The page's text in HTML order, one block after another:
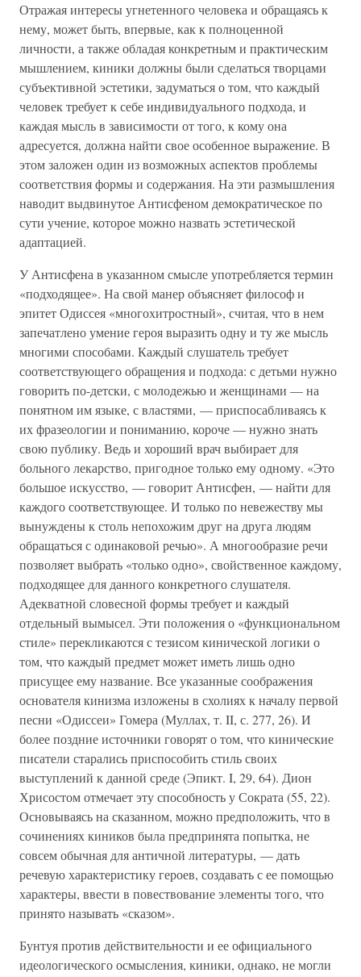
Отражая интересы угнетенного человека и обращаясь к
нему, может быть, впервые, как к полноценной
личности, а также обладая конкретным и практическим
мышлением, киники должны были сделаться творцами
субъективной эстетики, задуматься о том, что каждый
человек требует к себе индивидуального подхода, и
каждая мысль в зависимости от того, к кому она
адресуется, должна найти свое особенное выражение. В
этом заложен один из возможных аспектов проблемы
соответствия формы и содержания. На эти размышления
наводит выдвинутое Антисфеном демократическое по
сути учение, которое можно назвать эстетической
адаптацией.
У Антисфена в указанном смысле употребляется термин
«подходящее». На свой манер объясняет философ и
эпитет Одиссея «многохитростный», считая, что в нем
запечатлено умение героя выразить одну и ту же мысль
многими способами. Каждый слушатель требует
соответствующего обращения и подхода: с детьми нужно
говорить по-детски, с молодежью и женщинами — на
понятном им языке, с властями, — приспосабливаясь к
их фразеологии и пониманию, короче — нужно знать
свою публику. Ведь и хороший врач выбирает для
больного лекарство, пригодное только ему одному. «Это
большое искусство, — говорит Антисфен, — найти для
каждого соответствующее. И только по невежеству мы
вынуждены к столь непохожим друг на друга людям
обращаться с одинаковой речью». А многообразие речи
позволяет выбрать «только одно», свойственное каждому,
подходящее для данного конкретного слушателя.
Адекватной словесной формы требует и каждый
отдельный вымысел. Эти положения о «функциональном
стиле» перекликаются с тезисом кинической логики о
том, что каждый предмет может иметь лишь одно
присущее ему название. Все указанные соображения
основателя кинизма изложены в схолиях к началу первой
песни «Одиссеи» Гомера (Муллах, т. II, с. 277, 26). И
более поздние источники говорят о том, что кинические
писатели старались приспособить стиль своих
выступлений к данной среде (Эпикт. I, 29, 64). Дион
Хрисостом отмечает эту способность у Сократа (55, 22).
Основываясь на сказанном, можно предположить, что в
сочинениях киников была предпринята попытка, не
совсем обычная для античной литературы, — дать
речевую характеристику героев, создавать с ее помощью
характеры, ввести в повествование элементы того, что
принято называть «сказом».
Бунтуя против действительности и ее официального
идеологического осмысления, киники, однако, не могли